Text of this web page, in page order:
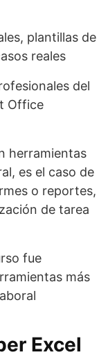
plantillas de
reales
del
Office
herramientas
es el caso de
o reportes,
de tarea
fue
más
Excel